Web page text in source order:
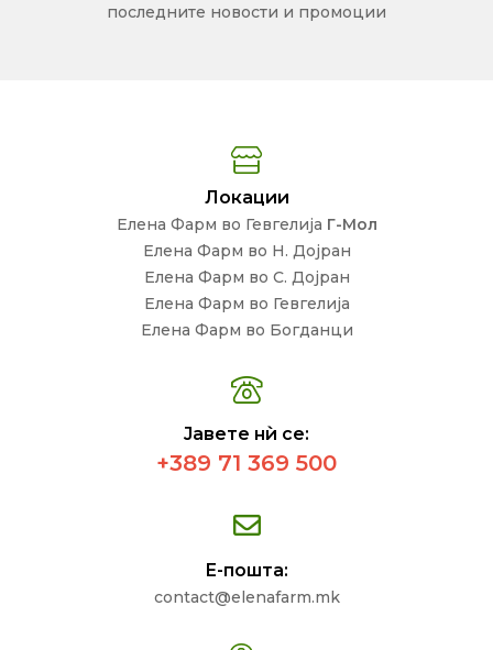
последните новости и промоции
Локации
Елена Фарм во Гевгелија Г-Мол
Елена Фарм во Н. Дојран
Елена Фарм во С. Дојран
Елена Фарм во Гевгелија
Елена Фарм во Богданци
Јавете нѝ се:
+389 71 369 500
Е-пошта:
contact@elenafarm.mk